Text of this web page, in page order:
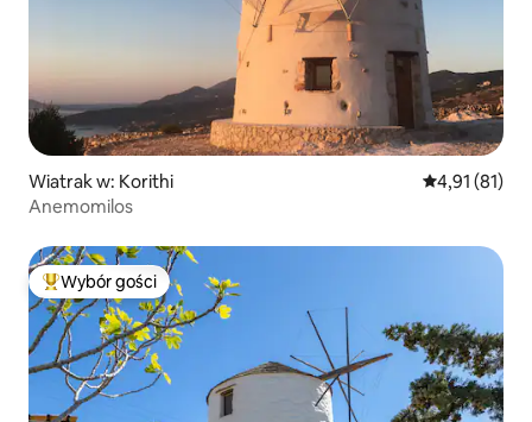
Wiatrak w: Korithi Średnia
4,91 (81)
Anemomilos
Najpopularniejsze z kategorii Wybór gości
Wybór gości